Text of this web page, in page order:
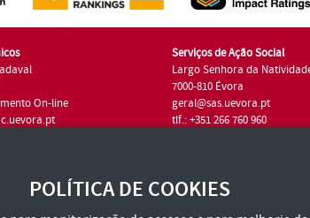
On-line
Serviços de Ação Social
Largo Senhora da
7000-810 Évora
geral@sas.uevora.pt
tlf.: +351 266 760 960
POLÍTICA DE COOKIES